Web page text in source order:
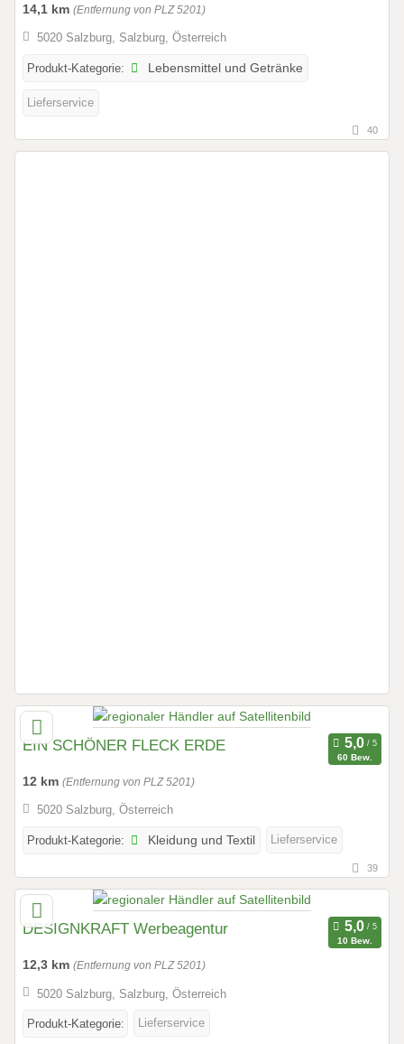
14,1 km (Entfernung von PLZ 5201)
5020 Salzburg, Salzburg, Österreich
Produkt-Kategorie: Lebensmittel und Getränke
Lieferservice
40
EIN SCHÖNER FLECK ERDE
60 Bew.
12 km (Entfernung von PLZ 5201)
5020 Salzburg, Österreich
Produkt-Kategorie: Kleidung und Textil Lieferservice
39
DESIGNKRAFT Werbeagentur
10 Bew.
12,3 km (Entfernung von PLZ 5201)
5020 Salzburg, Salzburg, Österreich
Produkt-Kategorie: Lieferservice